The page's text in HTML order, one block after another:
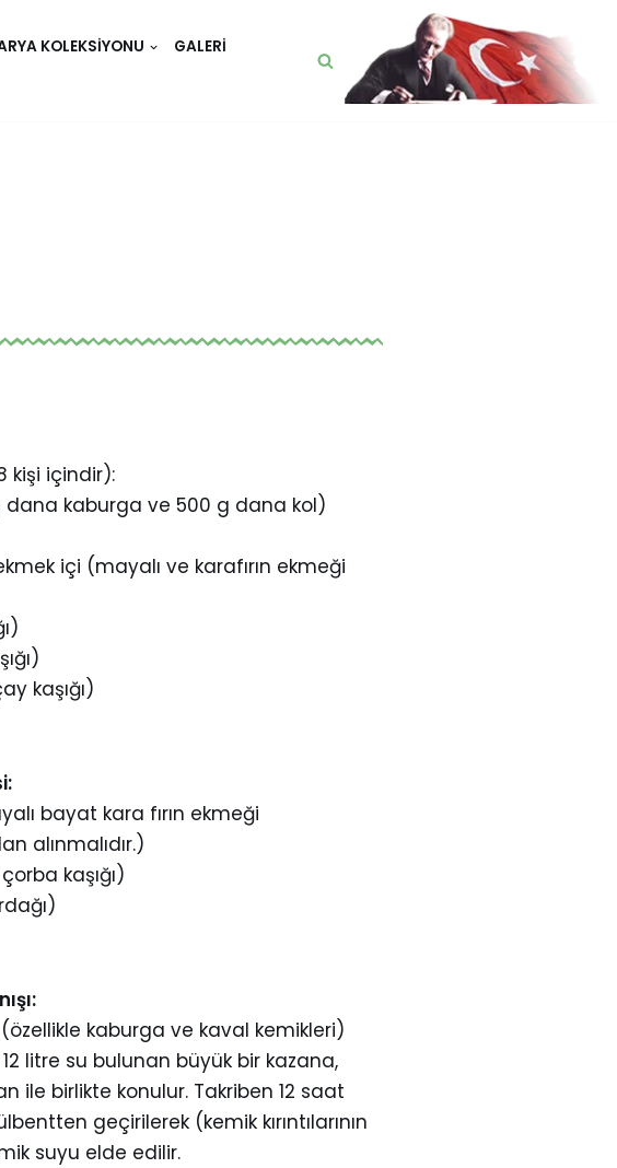
KOLEKSIYONU
GALERI
kişi içindir):
dana kaburga ve 500 g dana kol)
içi (mayalı ve karafırın ekmeği
kaşığı)
bayat kara fırın ekmeği
alınmalıdır.)
kaşığı)
(özellikle kaburga ve kaval kemikleri)
litre su bulunan büyük bir kazana,
ile birlikte konulur. Takriben 12 saat
geçirilerek (kemik kırıntılarının
suyu elde edilir.